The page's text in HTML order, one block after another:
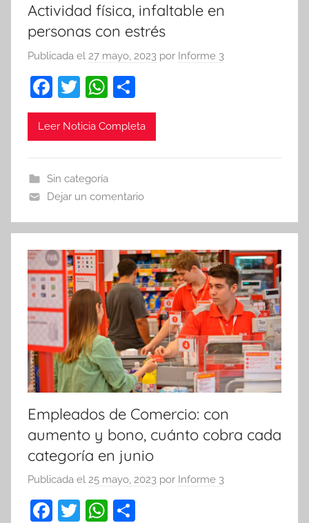
Actividad física, infaltable en
personas con estrés
Publicada el 27 mayo, 2023 por Informe 3
F
a
c
b
o
o
k
T
w
itt
W
h
at
A
p
p
o
m
tir
Leer Noticia Completa
Sin categoría
Dejar un comentario
Empleados de Comercio: con
aumento y bono, cuánto cobra cada
categoría en junio
Publicada el 25 mayo, 2023 por Informe 3
F
T
W